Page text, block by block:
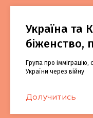
Україна та
біженство,
Група про
України через війну
Долучитись